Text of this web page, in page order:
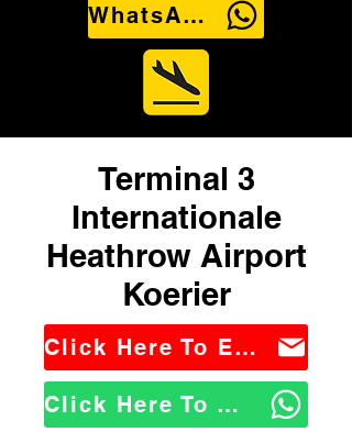
WhatsApp Us
Terminal 3
Internationale
Heathrow Airport
Koerier
Click Here To Email Us
Click Here To WhatsApp Us